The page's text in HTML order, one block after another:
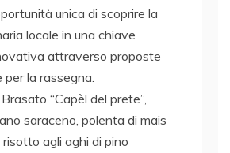
unica di scoprire la
locale in una chiave
attraverso proposte
la rassegna.
“Capèl del prete”,
saraceno, polenta di mais
agli aghi di pino